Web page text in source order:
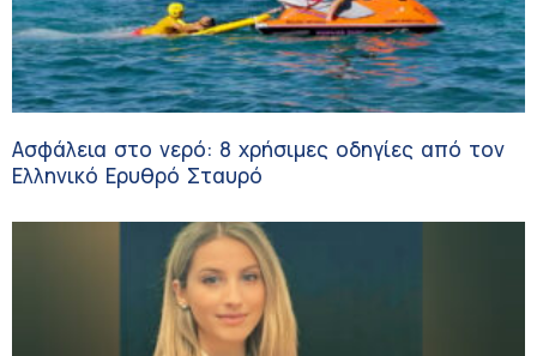
Ασφάλεια στο νερό: 8 χρήσιμες οδηγίες από τον
Ελληνικό Ερυθρό Σταυρό